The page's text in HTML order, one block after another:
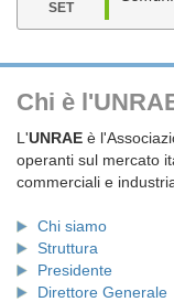
SET
Chi è
L'UNRAE è
operanti sul mercato
commerciali e
Chi siamo
Struttura
Presidente
Direttore Generale